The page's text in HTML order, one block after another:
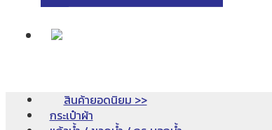
สินค้ายอดนิยม >>
กระเป๋าผ้า